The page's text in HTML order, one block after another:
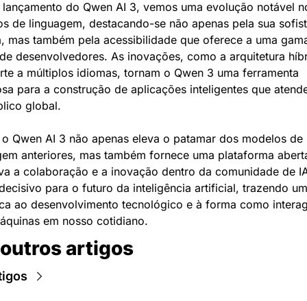
do Qwen AI 3, vemos uma evolução notável
de linguagem, destacando-se não apenas pela sua
mas também pela acessibilidade que oferece a uma
desenvolvedores. As inovações, como a arquitetura
a múltiplos idiomas, tornam o Qwen 3 uma ferramenta
para a construção de aplicações inteligentes que
global.
Qwen AI 3 não apenas eleva o patamar dos modelos de
anteriores, mas também fornece uma plataforma
a colaboração e a inovação dentro da comunidade de
para o futuro da inteligência artificial, trazendo
ao desenvolvimento tecnológico e à forma como
em nosso cotidiano.
artigos